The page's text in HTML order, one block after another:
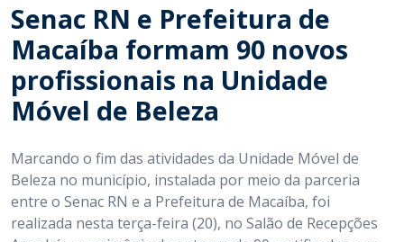
Senac RN e Prefeitura de
Macaíba formam 90 novos
profissionais na Unidade
Móvel de Beleza
Marcando o fim das atividades da Unidade Móvel de
Beleza no município, instalada por meio da parceria
entre o Senac RN e a Prefeitura de Macaíba, foi
realizada nesta terça-feira (20), no Salão de Recepções